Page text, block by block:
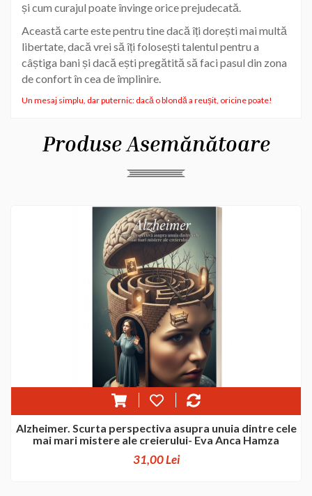
și cum curajul poate învinge orice prejudecată.
Această carte este pentru tine dacă îți dorești mai multă
libertate, dacă vrei să îți folosești talentul pentru a
câștiga bani și dacă ești pregătită să faci pasul din zona
de confort în cea de împlinire.
Un mesaj simplu, dar puternic: dacă o blondă a reușit, oricine poate!
Produse Asemănătoare
Alzheimer. Scurta perspectiva asupra unuia dintre cele
mai mari mistere ale creierului- Eva Anca Hamza
31,00 Lei